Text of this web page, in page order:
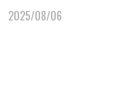
2025/08/06